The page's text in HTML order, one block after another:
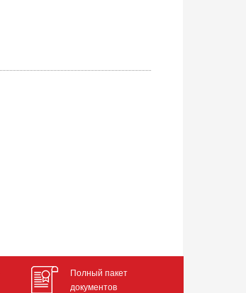
Полный пакет
документов